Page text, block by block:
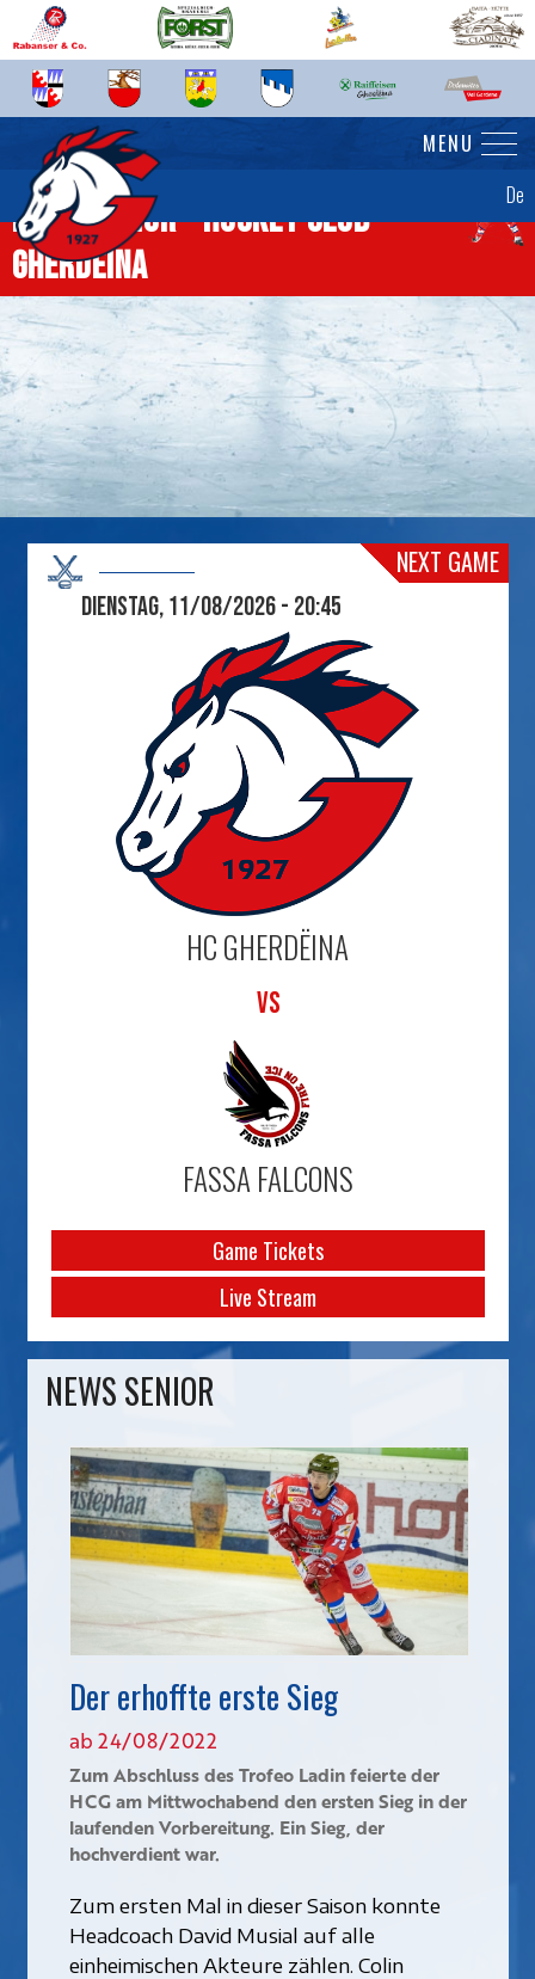
De
MENU
News Senior - Hockey Club
Gherdëina
NEXT GAME
Dienstag, 11/08/2026 - 20:45
HC GHERDËINA
VS
FASSA FALCONS
Game Tickets
Live Stream
NEWS SENIOR
Der erhoffte erste Sieg
ab 24/08/2022
Zum Abschluss des Trofeo Ladin feierte der
HCG am Mittwochabend den ersten Sieg in der
laufenden Vorbereitung. Ein Sieg, der
hochverdient war.
Zum ersten Mal in dieser Saison konnte
Headcoach David Musial auf alle
einheimischen Akteure zählen. Colin